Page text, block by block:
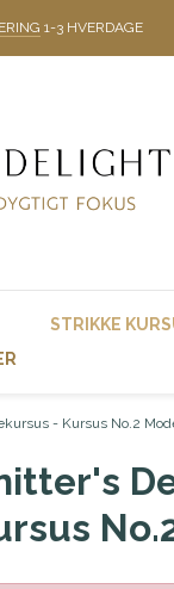
1-3 HVERDAGE
STRIKKE
- Kursus No.2